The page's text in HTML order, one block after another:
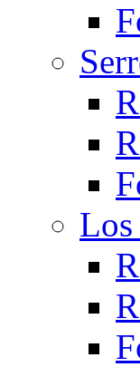
Los